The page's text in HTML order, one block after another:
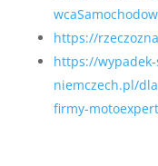
https://
https://
niemczech.pl/
firmy-